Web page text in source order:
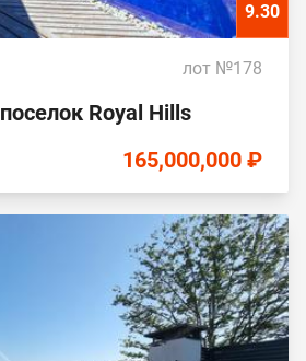
9.30
лот №178
Royal Hills
165,000,000 ₽